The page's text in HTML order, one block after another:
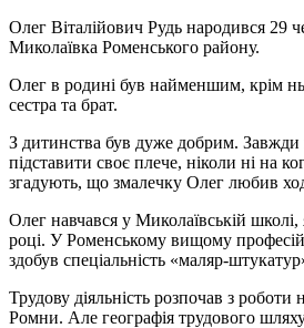
Олег Віталійович Рудь народився 29
Миколаївка Роменського району.
Олег в родині був найменшим, крім
сестра та брат.
З дитинства був дуже добрим.
підставити своє плече, ніколи ні на
згадують, що змалечку Олег любив
Олег навчався у Миколаївській школі,
році. У Роменському вищому
здобув спеціальність «маляр-
Трудову діяльність розпочав з роботи
Ромни. Але географія трудового